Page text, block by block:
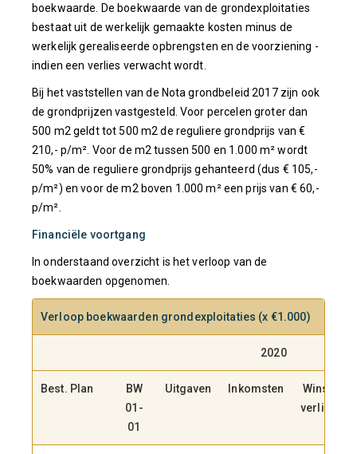
boekwaarde. De boekwaarde van de grondexploitaties
bestaat uit de werkelijk gemaakte kosten minus de
werkelijk gerealiseerde opbrengsten en de voorziening -
indien een verlies verwacht wordt.
Bij het vaststellen van de Nota grondbeleid 2017 zijn ook
de grondprijzen vastgesteld. Voor percelen groter dan
500 m2 geldt tot 500 m2 de reguliere grondprijs van €
210,- p/m². Voor de m2 tussen 500 en 1.000 m² wordt
50% van de reguliere grondprijs gehanteerd (dus € 105,-
p/m²) en voor de m2 boven 1.000 m² een prijs van € 60,-
p/m².
Financiële voortgang
In onderstaand overzicht is het verloop van de
boekwaarden opgenomen.
Verloop boekwaarden grondexploitaties (x €1.000)
2020
Best. Plan
BW
01-
01
Uitgaven Inkomsten
Winst,
verlies